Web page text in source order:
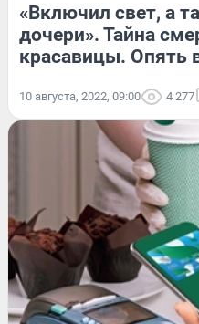
«Включил свет, а
дочери». Тайна
красавицы. Опять
10 августа, 2022, 09:00 4 277